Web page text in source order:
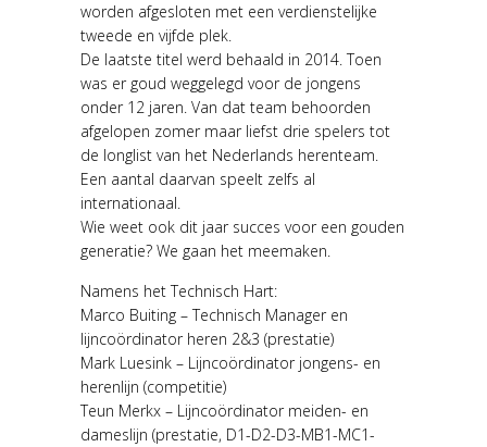
worden afgesloten met een verdienstelijke
tweede en vijfde plek.
De laatste titel werd behaald in 2014. Toen
was er goud weggelegd voor de jongens
onder 12 jaren. Van dat team behoorden
afgelopen zomer maar liefst drie spelers tot
de longlist van het Nederlands herenteam.
Een aantal daarvan speelt zelfs al
internationaal.
Wie weet ook dit jaar succes voor een gouden
generatie? We gaan het meemaken.
Namens het Technisch Hart:
Marco Buiting – Technisch Manager en
lijncoördinator heren 2&3 (prestatie)
Mark Luesink – Lijncoördinator jongens- en
herenlijn (competitie)
Teun Merkx – Lijncoördinator meiden- en
dameslijn (prestatie, D1-D2-D3-MB1-MC1-